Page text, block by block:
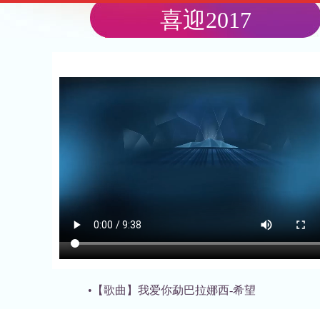
63兔
喜迎2017
•【歌曲】我爱你勐巴拉娜西-希望